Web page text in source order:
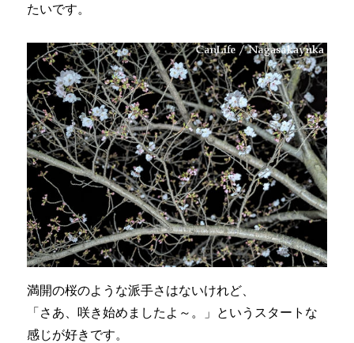
たいです。
満開の桜のような派手さはないけれど、
「さあ、咲き始めましたよ～。」というスタートな
感じが好きです。